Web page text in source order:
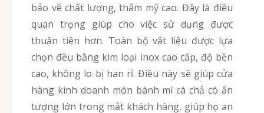
bảo về chất lượng, thẩm mỹ cao. Đây là điều
quan trọng giúp cho việc sử dụng được
thuận tiện hơn. Toàn bộ vật liệu được lựa
chọn đều bằng kim loại inox cao cấp, độ bền
cao, không lo bị han rỉ. Điều này sẽ giúp cửa
hàng kinh doanh món bánh mì cá chả có ấn
tượng lớn trong mắt khách hàng, giúp họ an